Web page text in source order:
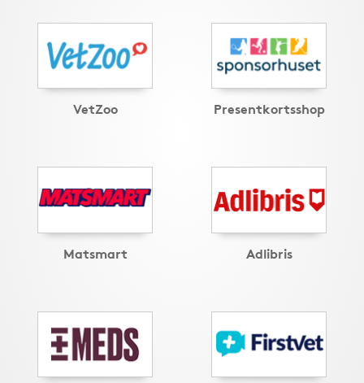
VetZoo Presentkortsshop
Matsmart Adlibris